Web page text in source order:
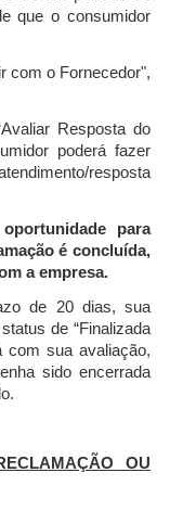
que o consumidor
com o Fornecedor",
Resposta do
poderá fazer
resposta
para
é concluída,
a empresa.
de 20 dias, sua
de “Finalizada
com sua avaliação,
sido encerrada
OU